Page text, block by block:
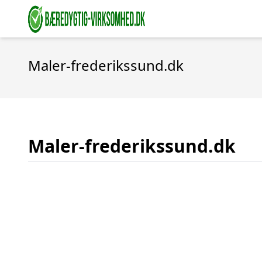
Maler-frederikssund.dk
Maler-frederikssund.dk